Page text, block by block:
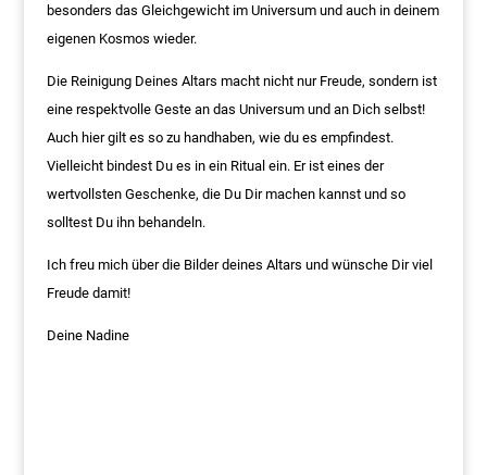
besonders das Gleichgewicht im Universum und auch in deinem
eigenen Kosmos wieder.
Die Reinigung Deines Altars macht nicht nur Freude, sondern ist
eine respektvolle Geste an das Universum und an Dich selbst!
Auch hier gilt es so zu handhaben, wie du es empfindest.
Vielleicht bindest Du es in ein Ritual ein. Er ist eines der
wertvollsten Geschenke, die Du Dir machen kannst und so
solltest Du ihn behandeln.
Ich freu mich über die Bilder deines Altars und wünsche Dir viel
Freude damit!
Deine Nadine